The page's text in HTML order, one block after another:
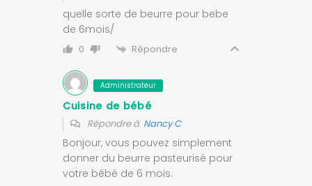
quelle sorte de beurre pour bebe
de 6mois/
0 Répondre
Administrateur
Cuisine de bébé
Répondre à Nancy C
Bonjour, vous pouvez simplement
donner du beurre pasteurisé pour
votre bébé de 6 mois.